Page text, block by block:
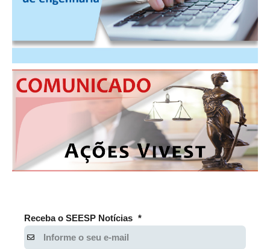
CADASTRO
ATUALIZAÇÃO CADASTRAL
NÚCLEO JOVEM
Receba o SEESP Notícias *